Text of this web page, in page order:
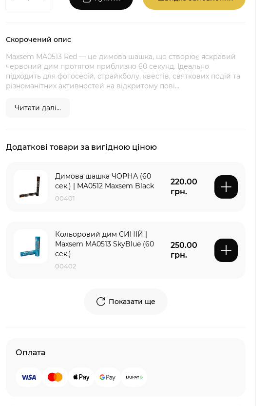
Скорочений опис
Maxsem MA0513 Red — це димова шашка, що створює яскравий
червоний дим протягом приблизно 60 секунд. Ідеально
підходить для фотосесій, страйкболу, квестів, святкових подій та
різноманітних активностей на відкритому пові...
Читати далі...
Додаткові товари за вигідною ціною
Димова шашка ЧОРНА (60
сек.) | MA0512 Maxsem Black
00401
220.00
грн.
Кольоровий дим СИНІЙ |
Maxsem MA0513 SkyBlue (60
сек.)
00402
250.00
грн.
Показати ще
Оплата